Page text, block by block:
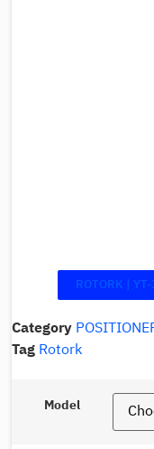
ROTORK |
Category
TagRotork
Model